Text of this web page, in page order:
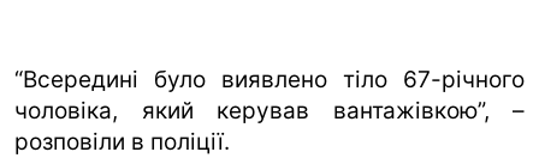
“Всередині було виявлено тіло 67-річного
чоловіка, який керував вантажівкою”, –
розповіли в поліції.